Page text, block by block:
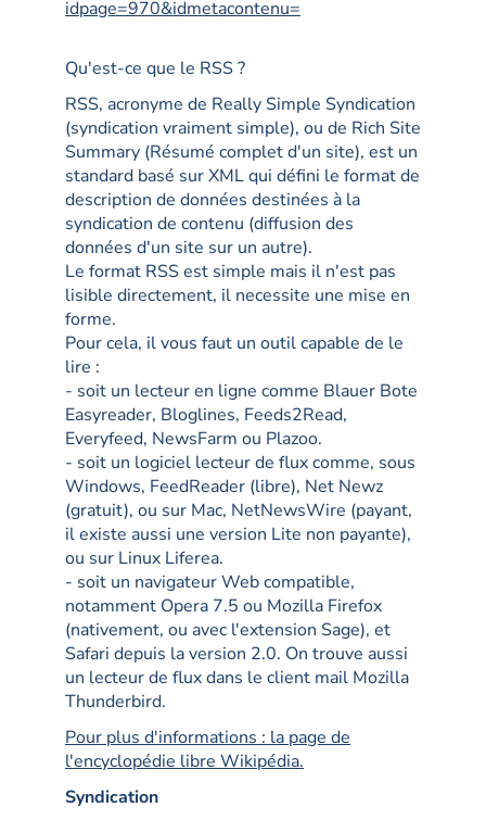
idpage=970&idmetacontenu=
Qu'est-ce que le RSS ?
RSS, acronyme de Really Simple Syndication
(syndication vraiment simple), ou de Rich Site
Summary (Résumé complet d'un site), est un
standard basé sur XML qui défini le format de
description de données destinées à la
syndication de contenu (diffusion des
données d'un site sur un autre).
Le format RSS est simple mais il n'est pas
lisible directement, il necessite une mise en
forme.
Pour cela, il vous faut un outil capable de le
lire :
- soit un lecteur en ligne comme Blauer Bote
Easyreader, Bloglines, Feeds2Read,
Everyfeed, NewsFarm ou Plazoo.
- soit un logiciel lecteur de flux comme, sous
Windows, FeedReader (libre), Net Newz
(gratuit), ou sur Mac, NetNewsWire (payant,
il existe aussi une version Lite non payante),
ou sur Linux Liferea.
- soit un navigateur Web compatible,
notamment Opera 7.5 ou Mozilla Firefox
(nativement, ou avec l'extension Sage), et
Safari depuis la version 2.0. On trouve aussi
un lecteur de flux dans le client mail Mozilla
Thunderbird.
Pour plus d'informations : la page de
l'encyclopédie libre Wikipédia.
Syndication